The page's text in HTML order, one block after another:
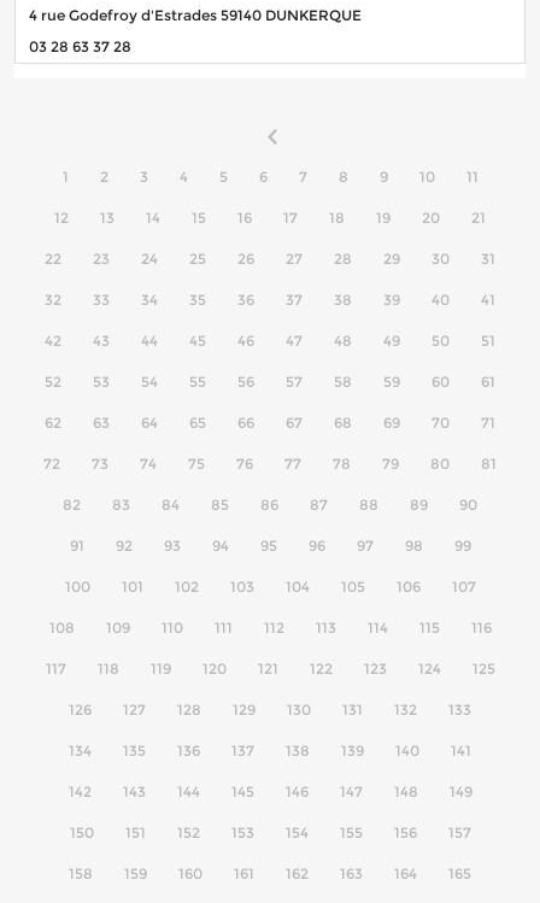
4 rue Godefroy d'Estrades 59140 DUNKERQUE
03 28 63 37 28
1 2 3 4 5 6 7 8 9 10 11
12 13 14 15 16 17 18 19 20 21
22 23 24 25 26 27 28 29 30 31
32 33 34 35 36 37 38 39 40 41
42 43 44 45 46 47 48 49 50 51
52 53 54 55 56 57 58 59 60 61
62 63 64 65 66 67 68 69 70 71
72 73 74 75 76 77 78 79 80 81
82 83 84 85 86 87 88 89 90
91 92 93 94 95 96 97 98 99
100 101 102 103 104 105 106 107
108 109 110 111 112 113 114 115 116
117 118 119 120 121 122 123 124 125
126 127 128 129 130 131 132 133
134 135 136 137 138 139 140 141
142 143 144 145 146 147 148 149
150 151 152 153 154 155 156 157
158 159 160 161 162 163 164 165